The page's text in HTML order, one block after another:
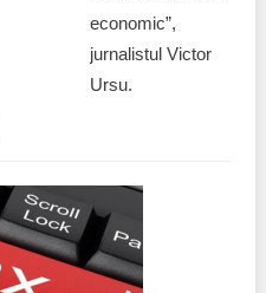
economic”,
jurnalistul Victor
Ursu.